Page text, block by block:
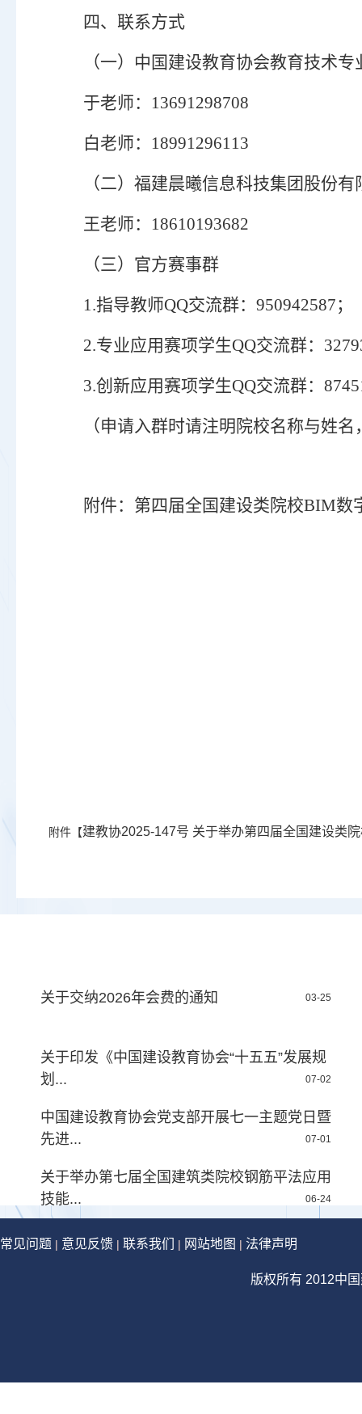
四、联系方式
（一） 中国建设教育协会教育技术专
于老师： 13691298708
白老师： 18991296113
（二） 福建晨曦信息科技集团股份有
王老师： 18610193682
（三） 官方赛事群
1.指导教师QQ交流群：950942587；
2.专业应用赛项学生QQ交流群：
3.创新应用赛项学生QQ交流群：
（申请入群时请注明院校名称与姓
附件： 第四届全国建设类院校BIM数
附件【建教协2025-147号 关于举办第四届全国建设类
关于交纳2026年会费的通知 03-25
关于印发《中国建设教育协会“十五五”发展规
划...
07-02
中国建设教育协会党支部开展七一主题党日暨
先进...
07-01
关于举办第七届全国建筑类院校钢筋平法应用
技能...
06-24
常见问题 | 意见反馈 | 联系我们 | 网站地图 | 法律声明
版权所有 2012中